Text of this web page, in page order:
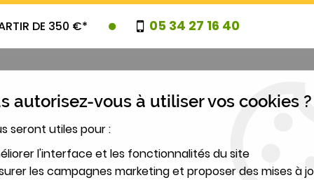
DE 350 €* 05 34 27 16 40
PROMOTIONS
autorisez-vous à utiliser vos cookies ?
seront utiles pour :
l'interface et les fonctionnalités du site
les campagnes marketing et proposer des mises à